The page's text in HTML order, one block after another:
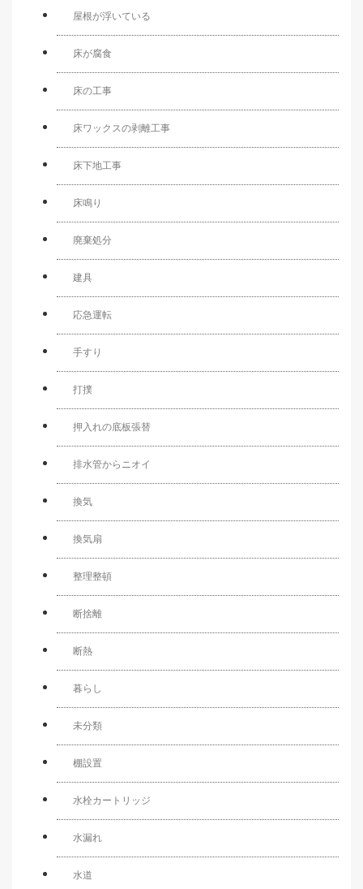
屋根が浮いている
床が腐食
床の工事
床ワックスの剥離工事
床下地工事
床鳴り
廃棄処分
建具
応急運転
手すり
打撲
押入れの底板張替
排水管からニオイ
換気
換気扇
整理整頓
断捨離
断熱
暮らし
未分類
棚設置
水栓カートリッジ
水漏れ
水道